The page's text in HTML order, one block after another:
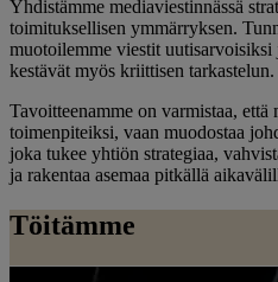
Yhdistämme mediaviestinnässä
toimituksellisen ymmärryksen.
muotoilemme viestit uutisarvoisiksi
kestävät myös kriittisen tarkastelun.
Tavoitteenamme on varmistaa,
toimenpiteiksi, vaan muodostaa
joka tukee yhtiön strategiaa,
ja rakentaa asemaa pitkällä
Töitämme